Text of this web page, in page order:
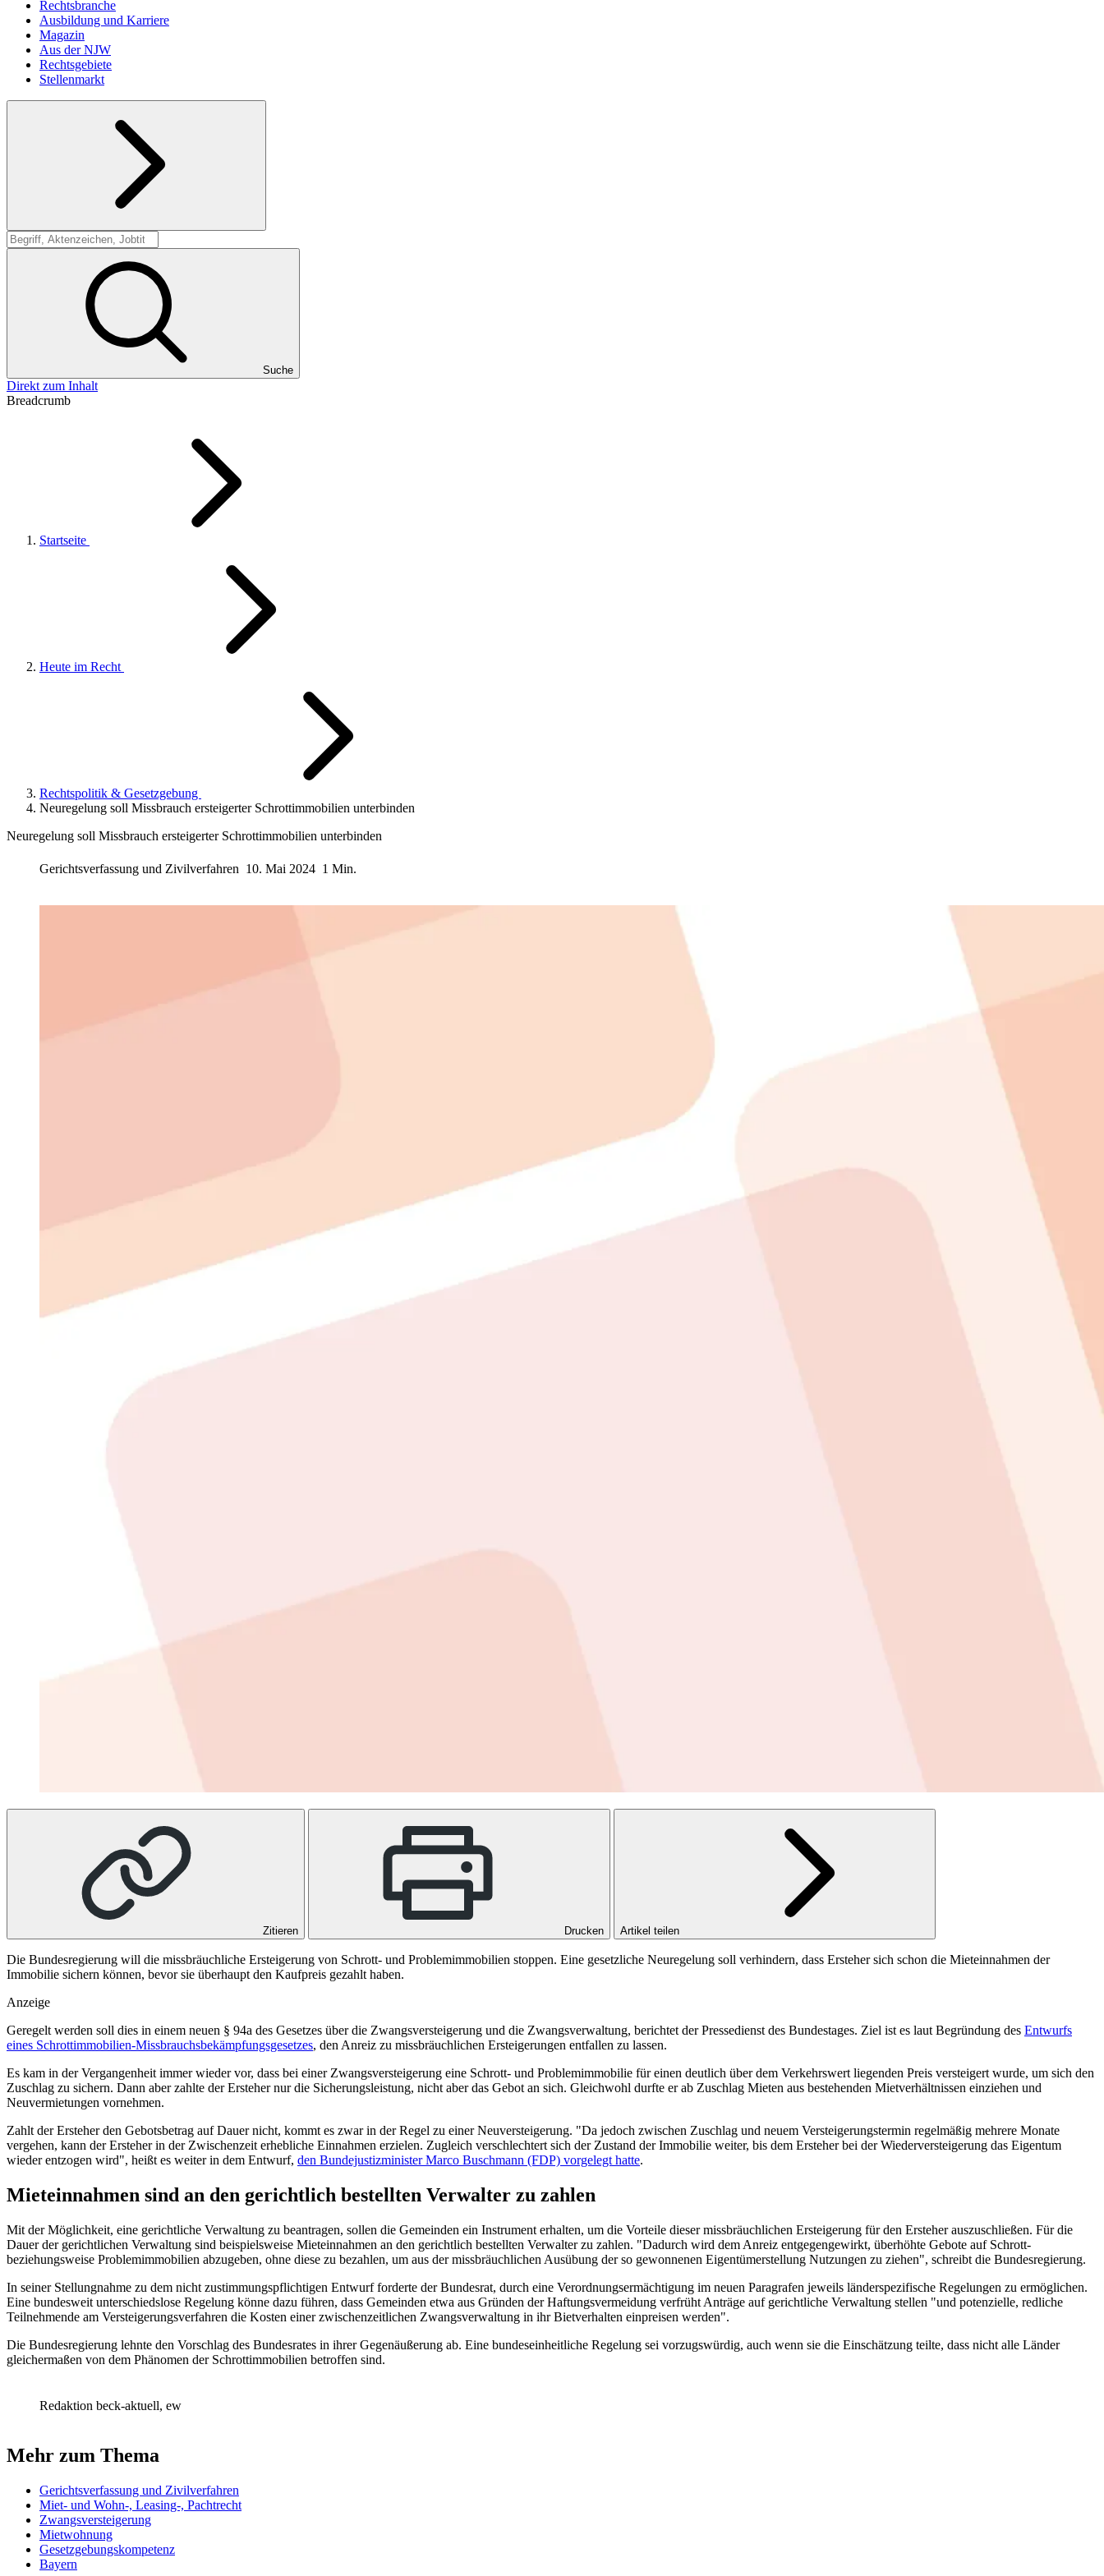
Rechtsbranche
Ausbildung und Karriere
Magazin
Aus der NJW
Rechtsgebiete
Stellenmarkt
Suche
Suche
Direkt zum Inhalt
Breadcrumb
Startseite
Heute im Recht
Rechtspolitik & Gesetzgebung
Neuregelung soll Missbrauch ersteigerter Schrottimmobilien unterbinden
Neuregelung soll Missbrauch ersteigerter Schrottimmobilien unterbinden
Gerichtsverfassung und Zivilverfahren 10. Mai 2024 1 Min.
Zitieren Drucken Artikel teilen
Die Bundesregierung will die missbräuchliche Ersteigerung von Schrott- und Problemimmobilien stoppen. Eine gesetzliche Neuregelung soll verhindern, dass Ersteher sich schon die Mieteinnahmen der
Immobilie sichern können, bevor sie überhaupt den Kaufpreis gezahlt haben.
Anzeige
Geregelt werden soll dies in einem neuen § 94a des Gesetzes über die Zwangsversteigerung und die Zwangsverwaltung, berichtet der Pressedienst des Bundestages. Ziel ist es laut Begründung des Entwurfs
eines Schrottimmobilien-Missbrauchsbekämpfungsgesetzes, den Anreiz zu missbräuchlichen Ersteigerungen entfallen zu lassen.
Es kam in der Vergangenheit immer wieder vor, dass bei einer Zwangsversteigerung eine Schrott- und Problemimmobilie für einen deutlich über dem Verkehrswert liegenden Preis versteigert wurde, um sich den
Zuschlag zu sichern. Dann aber zahlte der Ersteher nur die Sicherungsleistung, nicht aber das Gebot an sich. Gleichwohl durfte er ab Zuschlag Mieten aus bestehenden Mietverhältnissen einziehen und
Neuvermietungen vornehmen.
Zahlt der Ersteher den Gebotsbetrag auf Dauer nicht, kommt es zwar in der Regel zu einer Neuversteigerung. "Da jedoch zwischen Zuschlag und neuem Versteigerungstermin regelmäßig mehrere Monate
vergehen, kann der Ersteher in der Zwischenzeit erhebliche Einnahmen erzielen. Zugleich verschlechtert sich der Zustand der Immobilie weiter, bis dem Ersteher bei der Wiederversteigerung das Eigentum
wieder entzogen wird", heißt es weiter in dem Entwurf, den Bundejustizminister Marco Buschmann (FDP) vorgelegt hatte.
Mieteinnahmen sind an den gerichtlich bestellten Verwalter zu zahlen
Mit der Möglichkeit, eine gerichtliche Verwaltung zu beantragen, sollen die Gemeinden ein Instrument erhalten, um die Vorteile dieser missbräuchlichen Ersteigerung für den Ersteher auszuschließen. Für die
Dauer der gerichtlichen Verwaltung sind beispielsweise Mieteinnahmen an den gerichtlich bestellten Verwalter zu zahlen. "Dadurch wird dem Anreiz entgegengewirkt, überhöhte Gebote auf Schrott-
beziehungsweise Problemimmobilien abzugeben, ohne diese zu bezahlen, um aus der missbräuchlichen Ausübung der so gewonnenen Eigentümerstellung Nutzungen zu ziehen", schreibt die Bundesregierung.
In seiner Stellungnahme zu dem nicht zustimmungspflichtigen Entwurf forderte der Bundesrat, durch eine Verordnungsermächtigung im neuen Paragrafen jeweils länderspezifische Regelungen zu ermöglichen.
Eine bundesweit unterschiedslose Regelung könne dazu führen, dass Gemeinden etwa aus Gründen der Haftungsvermeidung verfrüht Anträge auf gerichtliche Verwaltung stellen "und potenzielle, redliche
Teilnehmende am Versteigerungsverfahren die Kosten einer zwischenzeitlichen Zwangsverwaltung in ihr Bietverhalten einpreisen werden".
Die Bundesregierung lehnte den Vorschlag des Bundesrates in ihrer Gegenäußerung ab. Eine bundeseinheitliche Regelung sei vorzugswürdig, auch wenn sie die Einschätzung teilte, dass nicht alle Länder
gleichermaßen von dem Phänomen der Schrottimmobilien betroffen sind.
Redaktion beck-aktuell, ew
Mehr zum Thema
Gerichtsverfassung und Zivilverfahren
Miet- und Wohn-, Leasing-, Pachtrecht
Zwangsversteigerung
Mietwohnung
Gesetzgebungskompetenz
Bayern